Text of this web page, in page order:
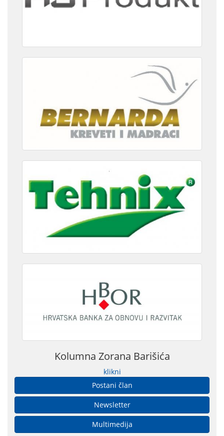
Kolumna Zorana Barišića
klikni
Postani član
Newsletter
Multimedija